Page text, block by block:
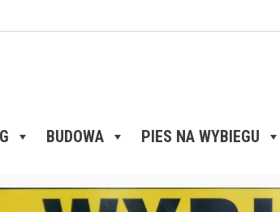
BUDOWA PIES NA WYBIEGU